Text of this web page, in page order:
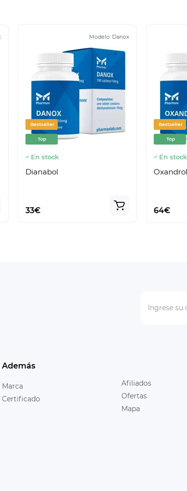
Modelo: Danox
Bestseller
Top
En stock
Dianabol
33€
Bestseller
Top
En stock
64€
Además
Marca
Certificado
Afiliados
Ofertas
Mapa